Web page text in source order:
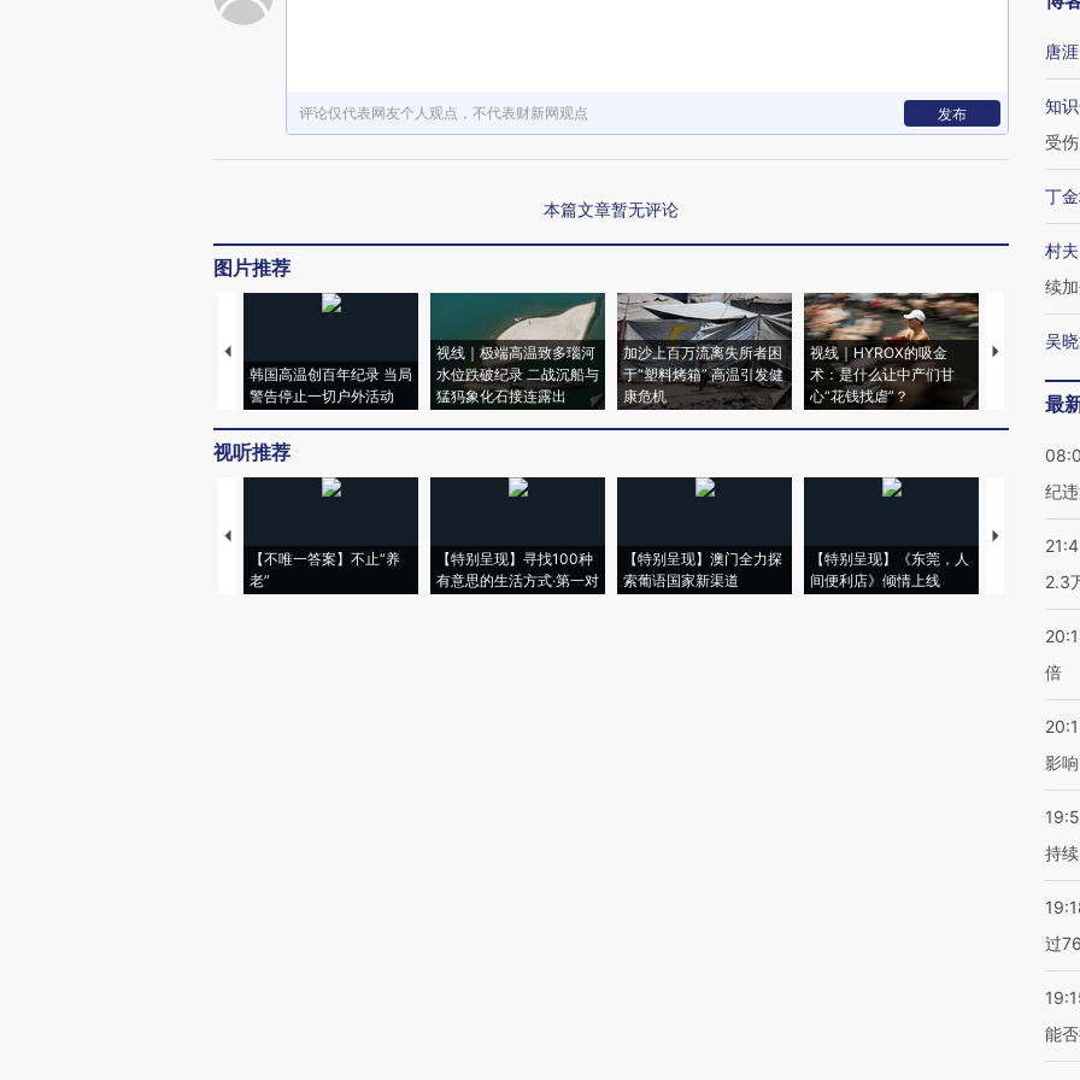
评论仅代表网友个人观点，不代表财新网观点 发布
本篇文章暂无评论
图片推荐
韩国高温创百年纪录 当局
警告停止一切户外活动
视线｜极端高温致多瑙河
水位跌破纪录 二战沉船与
猛犸象化石接连露出
加沙上百万流离失所者困
于“塑料烤箱” 高温引发健
康危机
视线｜HYROX的吸金
术：是什么让中产们甘
心“花钱找虐”？
马航飞行员
视听推荐
【不唯一答案】不止“养
老”
【特别呈现】寻找100种
有意思的生活方式·第一对
【特别呈现】澳门全力探
索葡语国家新渠道
【特别呈现】《东莞，人
间便利店》倾情上线
【推广】走
唐涯
知
受伤
丁
村
续
吴
最
纪
2.3
倍
影
持
过
能